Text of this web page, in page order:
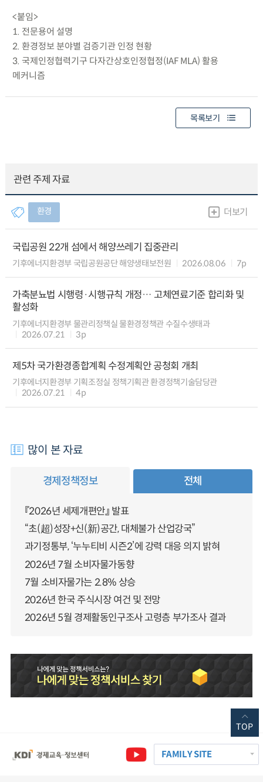
<붙임>
1. 전문용어 설명
2. 환경정보 분야별 검증기관 인정 현황
3. 국제인정협력기구 다자간상호인정협정(IAF MLA) 활용
메커니즘
목록보기
관련 주제 자료
환경 더보기
국립공원 22개 섬에서 해양쓰레기 집중관리
기후에너지환경부 국립공원공단 해양생태보전원 2026.08.06 7p
가축분뇨법 시행령·시행규칙 개정… 고체연료기준 합리화 및
활성화
기후에너지환경부 물관리정책실 물환경정책관 수질수생태과
2026.07.21
3p
제5차 국가환경종합계획 수정계획안 공청회 개최
기후에너지환경부 기획조정실 정책기획관 환경정책기술담당관
2026.07.21
4p
많이 본 자료
경제정책정보 전체
『2026년 세제개편안』 발표
“초(超)성장+신(新)공간, 대체불가 산업강국”
과기정통부, ‘누누티비 시즌2’에 강력 대응 의지 밝혀
2026년 7월 소비자물가동향
7월 소비자물가는 2.8% 상승
2026년 한국 주식시장 여건 및 전망
2026년 5월 경제활동인구조사 고령층 부가조사 결과
FAMILY SITE
TOP